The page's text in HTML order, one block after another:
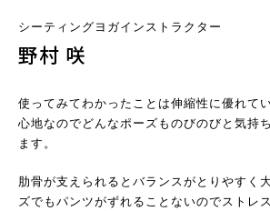
シーティングヨガインストラクター
野村 咲
使ってみてわかったことは伸縮性に優れて
心地なのでどんなポーズものびのびと気持
ます。
肋骨が支えられるとバランスがとりやすく
ズでもパンツがずれることないのでストレ